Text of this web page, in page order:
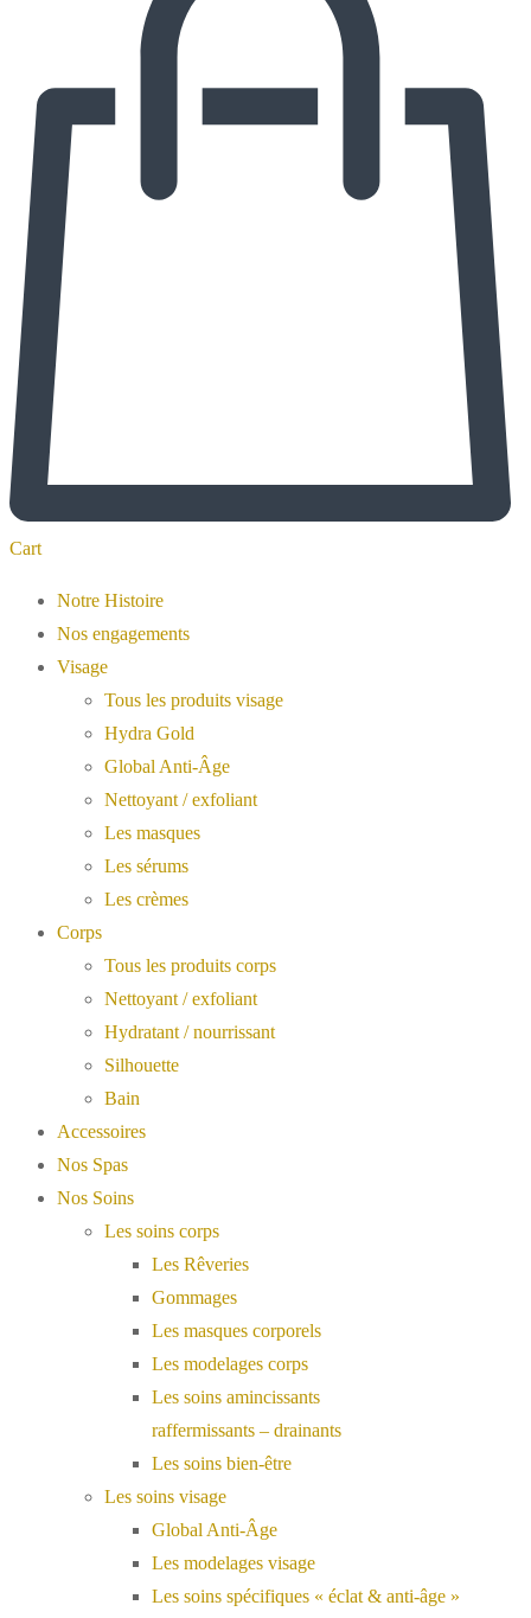
Cart
Notre Histoire
Nos engagements
Visage
Tous les produits visage
Hydra Gold
Global Anti-Âge
Nettoyant / exfoliant
Les masques
Les sérums
Les crèmes
Corps
Tous les produits corps
Nettoyant / exfoliant
Hydratant / nourrissant
Silhouette
Bain
Accessoires
Nos Spas
Nos Soins
Les soins corps
Les Rêveries
Gommages
Les masques corporels
Les modelages corps
Les soins amincissants
raffermissants – drainants
Les soins bien-être
Les soins visage
Global Anti-Âge
Les modelages visage
Les soins spécifiques « éclat & anti-âge »